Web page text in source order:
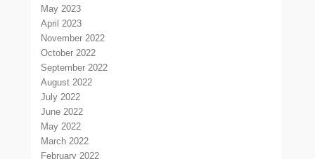
May 2023
April 2023
November 2022
October 2022
September 2022
August 2022
July 2022
June 2022
May 2022
March 2022
February 2022